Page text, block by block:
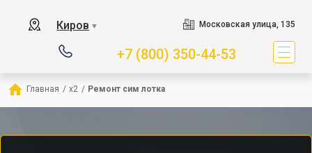
Киров ▼ Московская улица, 135
+7 (800) 350-44-53
Главная / x2 / Ремонт сим лотка